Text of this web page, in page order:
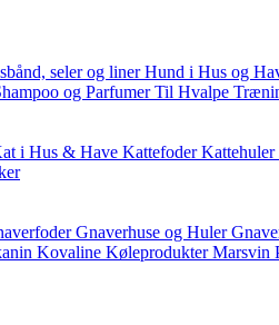
seler og liner Hund i Hus og
og Parfumer Til Hvalpe
i Hus & Have Kattefoder
Gnaverhuse og Huler
Kovaline Køleprodukter Marsvin